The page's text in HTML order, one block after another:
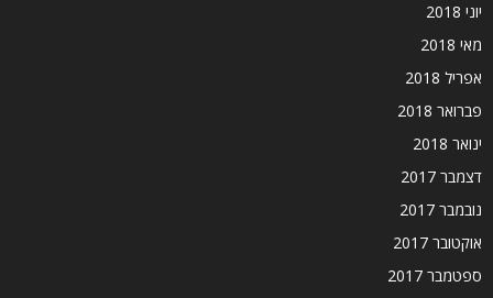
יוני 2018
מאי 2018
אפריל 2018
פברואר 2018
ינואר 2018
דצמבר 2017
נובמבר 2017
אוקטובר 2017
ספטמבר 2017